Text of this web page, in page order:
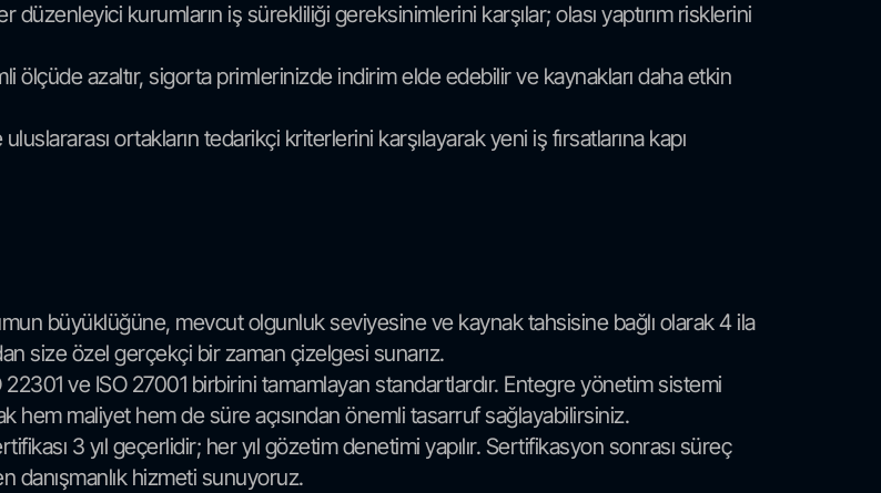
düzenleyici kurumların iş sürekliliği gereksinimlerini karşılar; olası yaptırım risklerini
ölçüde azaltır, sigorta primlerinizde indirim elde edebilir ve kaynakları daha etkin
ortakların tedarikçi kriterlerini karşılayarak yeni iş fırsatlarına kapı
büyüklüğüne, mevcut olgunluk seviyesine ve kaynak tahsisine bağlı olarak 4 ila
size özel gerçekçi bir zaman çizelgesi sunarız.
22301 ve ISO 27001 birbirini tamamlayan standartlardır. Entegre yönetim sistemi
hem maliyet hem de süre açısından önemli tasarruf sağlayabilirsiniz.
3 yıl geçerlidir; her yıl gözetim denetimi yapılır. Sertifikasyon sonrası süreç
danışmanlık hizmeti sunuyoruz.